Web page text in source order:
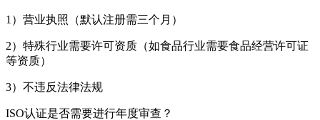
1）营业执照（默认注册需三个月）
2）特殊行业需要许可资质（如食品行业需要食品经营许可证
等资质）
3）不违反法律法规
ISO认证是否需要进行年度审查？